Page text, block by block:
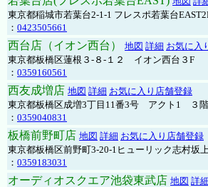
東京都稲城市若葉台2-1-1 フレスポ若葉台
： 0423505661
西台店（イオン西台） 地図 詳細 お気に入
東京都板橋区蓮根３-８-１２ イオン西台３F
： 0359160561
西友成増店 地図 詳細 お気に入り店舗登録
東京都板橋区成増3丁目11番3号 アクト1 ３階
： 0359040831
板橋前野町店 地図 詳細 お気に入り店舗登録
東京都板橋区前野町3-20-1ヒューリック志村坂
： 0359183031
オーディオスクエア池袋東武店 地図 詳細